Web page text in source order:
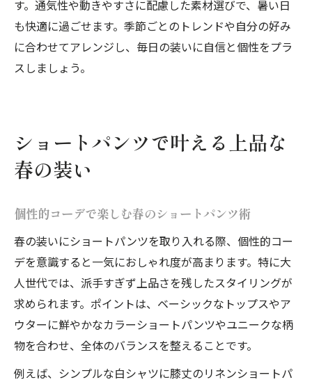
す。通気性や動きやすさに配慮した素材選びで、暑い日
も快適に過ごせます。季節ごとのトレンドや自分の好み
に合わせてアレンジし、毎日の装いに自信と個性をプラ
スしましょう。
ショートパンツで叶える上品な
春の装い
個性的コーデで楽しむ春のショートパンツ術
春の装いにショートパンツを取り入れる際、個性的コー
デを意識すると一気におしゃれ度が高まります。特に大
人世代では、派手すぎず上品さを残したスタイリングが
求められます。ポイントは、ベーシックなトップスやア
ウターに鮮やかなカラーショートパンツやユニークな柄
物を合わせ、全体のバランスを整えることです。
例えば、シンプルな白シャツに膝丈のリネンショートパ